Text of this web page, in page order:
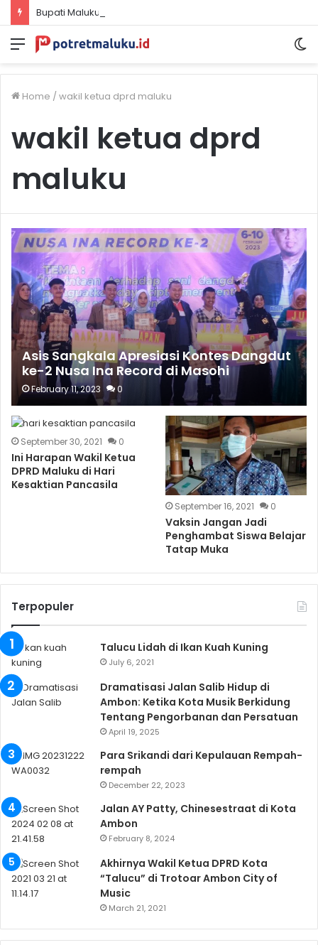
Menu
Home /wakil ketua dprd maluku
wakil ketua dprd
maluku
Asis Sangkala Apresiasi Kontes Dangdut
ke-2 Nusa Ina Record di Masohi
February 11, 2023 0
September 30, 2021 0
Ini Harapan Wakil Ketua
DPRD Maluku di Hari
Kesaktian Pancasila
September 16, 2021 0
Vaksin Jangan Jadi
Penghambat Siswa Belajar
Tatap Muka
Terpopuler
Talucu Lidah di Ikan Kuah Kuning
July 6, 2021
Dramatisasi Jalan Salib Hidup di
Ambon: Ketika Kota Musik Berkidung
Tentang Pengorbanan dan Persatuan
April 19, 2025
Para Srikandi dari Kepulauan Rempah-
rempah
December 22, 2023
Jalan AY Patty, Chinesestraat di Kota
Ambon
February 8, 2024
Akhirnya Wakil Ketua DPRD Kota
“Talucu” di Trotoar Ambon City of
Music
March 21, 2021